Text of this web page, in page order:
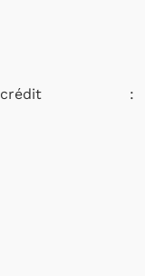
crédit :